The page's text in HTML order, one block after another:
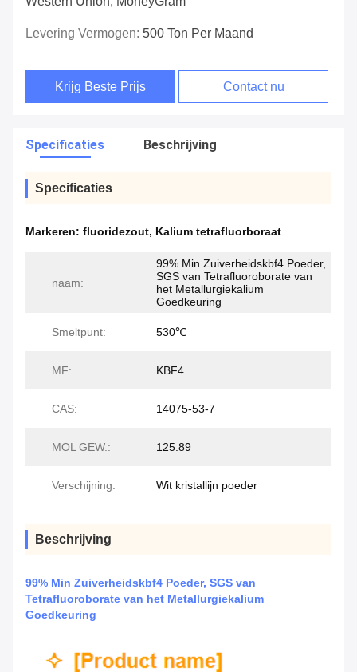
Levering Vermogen: 500 Ton Per Maand
Krijg Beste Prijs Contact nu
Specificaties Beschrijving
Specificaties
Markeren: fluoridezout, Kalium tetrafluorboraat
naam:
99% Min Zuiverheidskbf4 Poeder,
SGS van Tetrafluoroborate van
het Metallurgiekalium
Goedkeuring
Smeltpunt: 530℃
MF: KBF4
CAS: 14075-53-7
MOL GEW.: 125.89
Verschijning: Wit kristallijn poeder
Beschrijving
99% Min Zuiverheidskbf4 Poeder, SGS van
Tetrafluoroborate van het Metallurgiekalium
Goedkeuring